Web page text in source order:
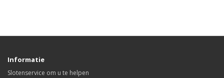
Informatie
Slotenservice om u te helpen